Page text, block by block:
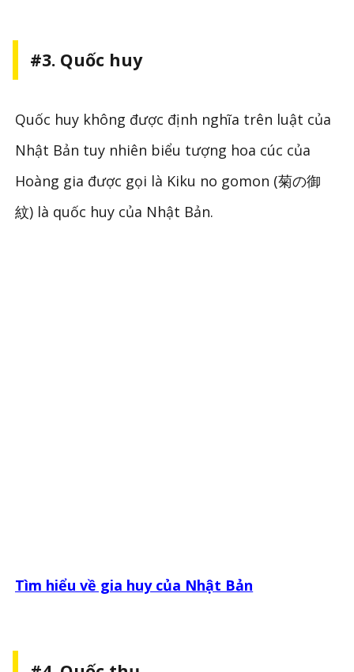
#3. Quốc huy
Quốc huy không được định nghĩa trên luật của
Nhật Bản tuy nhiên biểu tượng hoa cúc của
Hoàng gia được gọi là Kiku no gomon (菊の御
紋) là quốc huy của Nhật Bản.
Tìm hiểu về gia huy của Nhật Bản